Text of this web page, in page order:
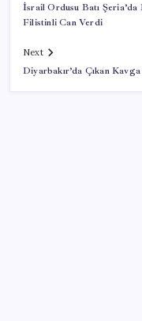
İsrail Ordusu Batı Şeria’da
Filistinli Can Verdi
Next
Diyarbakır’da Çıkan